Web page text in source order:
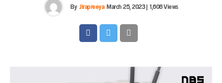
ByJirapreeyaMarch 25, 2023|1,608 Views